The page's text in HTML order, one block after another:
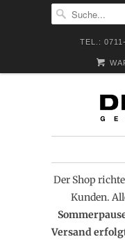
TEL.:
Der Shop
Kunden.
Versand